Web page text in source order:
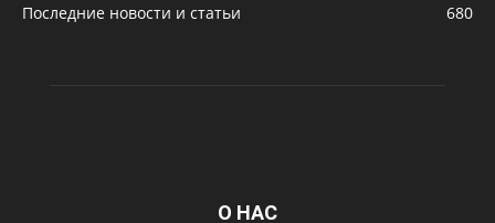
Последние новости и статьи 680
О НАС